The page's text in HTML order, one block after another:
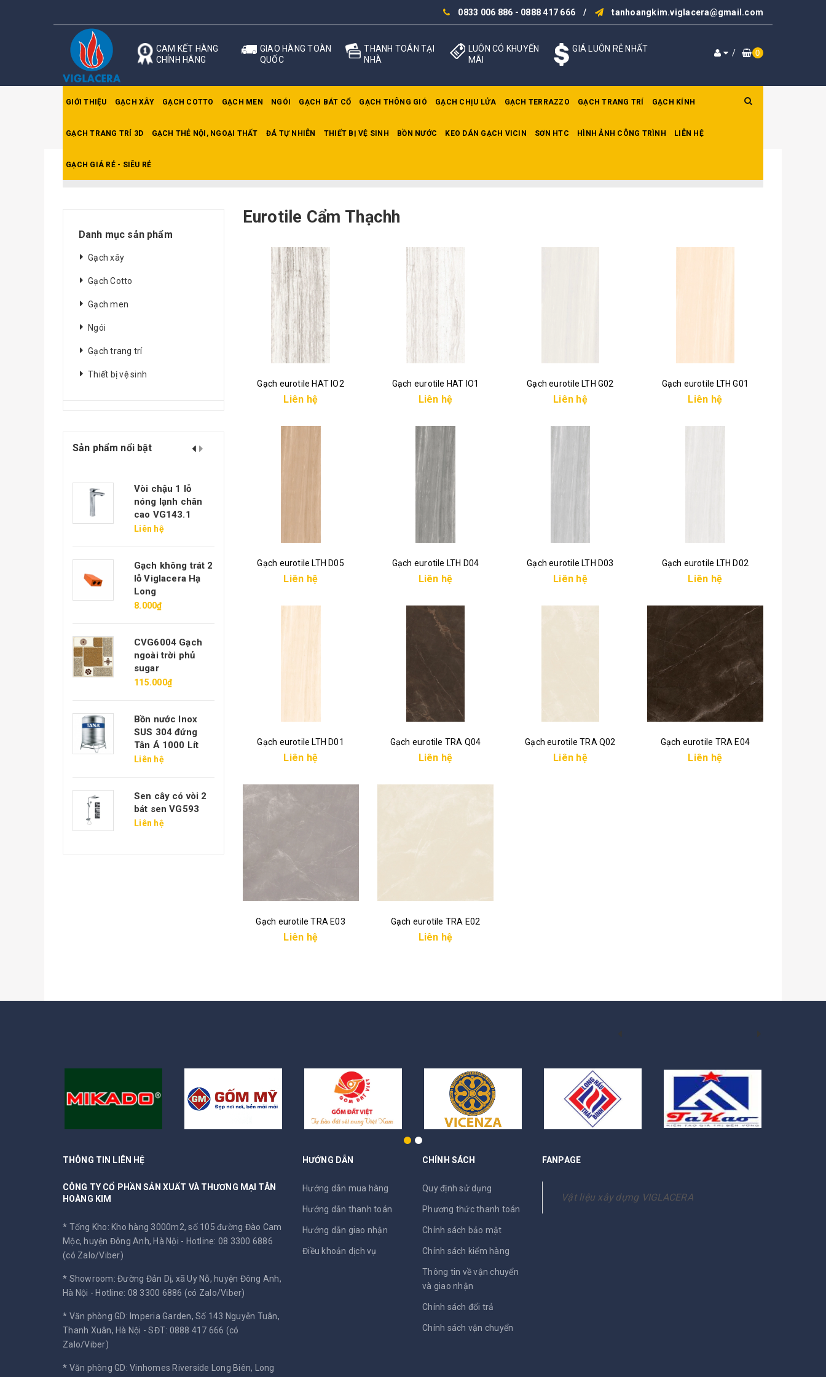
0833 006 886 - 0888 417 666 / tanhoangkim.viglacera@gmail.com
CAM KẾT HÀNG
CHÍNH HÃNG
GIAO HÀNG TOÀN
QUỐC
THANH TOÁN TẠI
NHÀ
LUÔN CÓ KHUYẾN
MÃI
GIÁ LUÔN RẺ NHẤT / 0
GIỚI THIỆU GẠCH XÂY GẠCH COTTO GẠCH MEN NGÓI GẠCH BÁT CỔ GẠCH THÔNG GIÓ GẠCH CHỊU LỬA GẠCH TERRAZZO GẠCH TRANG TRÍ GẠCH KÍNH
GẠCH TRANG TRÍ 3D GẠCH THẺ NỘI, NGOẠI THẤT ĐÁ TỰ NHIÊN THIẾT BỊ VỆ SINH BỒN NƯỚC KEO DÁN GẠCH VICIN SƠN HTC HÌNH ẢNH CÔNG TRÌNH LIÊN HỆ
GẠCH GIÁ RẺ - SIÊU RẺ
Trang chủ Eurotile Cẩm Thạchh
Danh mục sản phẩm
Gạch xây
Gạch Cotto
Gạch men
Ngói
Gạch trang trí
Thiết bị vệ sinh
Sản phẩm nổi bật
Vòi chậu 1 lỗ
nóng lạnh chân
cao VG143.1
Liên hệ
Gạch không trát 2
lỗ Viglacera Hạ
Long
8.000₫
CVG6004 Gạch
ngoài trời phủ
sugar
115.000₫
Bồn nước Inox
SUS 304 đứng
Tân Á 1000 Lít
Liên hệ
Sen cây có vòi 2
bát sen VG593
Liên hệ
Eurotile Cẩm Thạchh
Gạch eurotile HAT IO2
Liên hệ
Gạch eurotile HAT IO1
Liên hệ
Gạch eurotile LTH G02
Liên hệ
Gạch eurotile LTH G01
Liên hệ
Gạch eurotile LTH D05
Liên hệ
Gạch eurotile LTH D04
Liên hệ
Gạch eurotile LTH D03
Liên hệ
Gạch eurotile LTH D02
Liên hệ
Gạch eurotile LTH D01
Liên hệ
Gạch eurotile TRA Q04
Liên hệ
Gạch eurotile TRA Q02
Liên hệ
Gạch eurotile TRA E04
Liên hệ
Gạch eurotile TRA E03
Liên hệ
Gạch eurotile TRA E02
Liên hệ
THÔNG TIN LIÊN HỆ
CÔNG TY CỔ PHẦN SẢN XUẤT VÀ THƯƠNG MẠI TÂN
HOÀNG KIM
* Tổng Kho: Kho hàng 3000m2, số 105 đường Đào Cam
Mộc, huyện Đông Anh, Hà Nội - Hotline: 08 3300 6886
(có Zalo/Viber)
* Showroom: Đường Đản Dị, xã Uy Nỗ, huyện Đông Anh,
Hà Nội -Hotline: 08 3300 6886 (có Zalo/Viber)
* Văn phòng GD: Imperia Garden, Số 143 Nguyễn Tuân,
Thanh Xuân, Hà Nội -SĐT: 0888 417 666 (có
Zalo/Viber)
* Văn phòng GD: Vinhomes Riverside Long Biên, Long
HƯỚNG DẪN
Hướng dẫn mua hàng
Hướng dẫn thanh toán
Hướng dẫn giao nhận
Điều khoản dịch vụ
CHÍNH SÁCH
Quy định sử dụng
Phương thức thanh toán
Chính sách bảo mật
Chính sách kiểm hàng
Thông tin về vận chuyển
và giao nhận
Chính sách đổi trả
Chính sách vận chuyển
FANPAGE
Vật liệu xây dựng VIGLACERA